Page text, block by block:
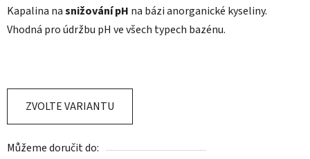
Kapalina nasnižování pH na bázi anorganické kyseliny.
Vhodná pro údržbu pH ve všech typech bazénu.
ZVOLTE VARIANTU
Můžeme doručit do: